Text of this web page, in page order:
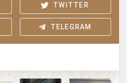
TWITTER
TELEGRAM